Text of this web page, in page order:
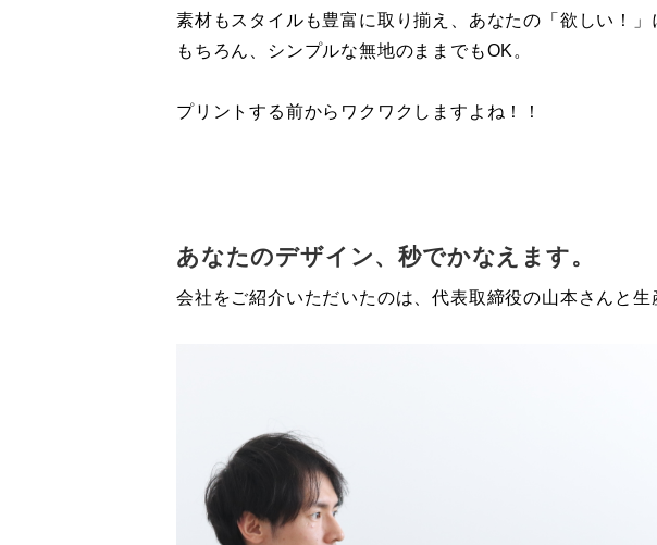
素材もスタイルも豊富に取り揃え、あなたの「欲しい！」
もちろん、シンプルな無地のままでもOK。
プリントする前からワクワクしますよね！！
あなたのデザイン、秒でかなえます。
会社をご紹介いただいたのは、代表取締役の山本さんと生